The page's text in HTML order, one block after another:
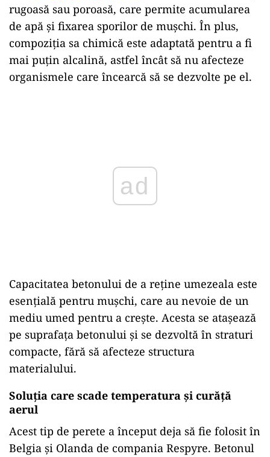
rugoasă sau poroasă, care permite acumularea
de apă și fixarea sporilor de mușchi. În plus,
compoziția sa chimică este adaptată pentru a fi
mai puțin alcalină, astfel încât să nu afecteze
organismele care încearcă să se dezvolte pe el.
Capacitatea betonului de a reține umezeala este
esențială pentru mușchi, care au nevoie de un
mediu umed pentru a crește. Acesta se atașează
pe suprafața betonului și se dezvoltă în straturi
compacte, fără să afecteze structura
materialului.
Soluția care scade temperatura și curăță
aerul
Acest tip de perete a început deja să fie folosit în
Belgia și Olanda de compania Respyre. Betonul